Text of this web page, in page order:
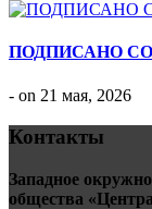
ПОДПИСАНО
- on 21 мая, 2026
Контакты
Западное
общества